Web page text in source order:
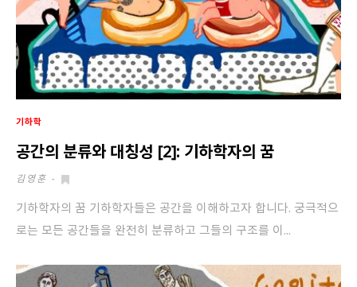
기하학
공간의 분류와 대칭성 [2]: 기하학자의 꿈
김영훈 -
기하학자의 꿈 기하학자들은 공간을 이해하고자 합니다. 궁극적으
로는 모든 공간들을 완전히 분류하고 그들의 구조를 이...